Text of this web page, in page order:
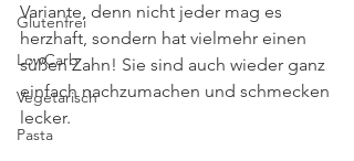
Glutenfrei
LowCarb
Vegetarisch
Pasta
Variante, denn nicht jeder mag es
herzhaft, sondern hat vielmehr einen
süßen Zahn! Sie sind auch wieder ganz
einfach nachzumachen und schmecken
lecker.